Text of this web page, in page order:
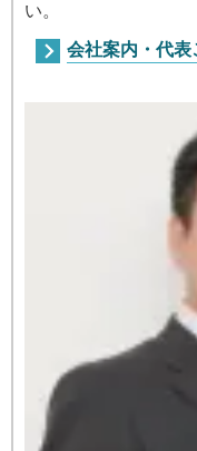
い。
会社案内・代表